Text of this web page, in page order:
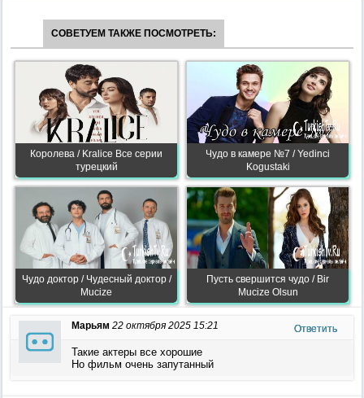
СОВЕТУЕМ ТАКЖЕ ПОСМОТРЕТЬ:
Королева / Kralice Все серии
турецкий
Чудо в камере №7 / Yedinci
Kogustaki
Чудо доктор / Чудесный доктор /
Mucize
Пусть свершится чудо / Bir
Mucize Olsun
Марьям 22 октября 2025 15:21 Ответить
Такие актеры все хорошие
Но фильм очень запутанный